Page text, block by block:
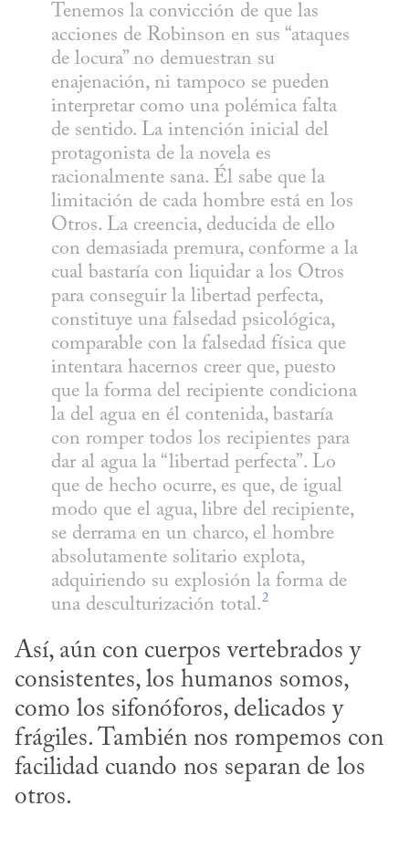
Tenemos la convicción de que las
acciones de Robinson en sus “ataques
de locura” no demuestran su
enajenación, ni tampoco se pueden
interpretar como una polémica falta
de sentido. La intención inicial del
protagonista de la novela es
racionalmente sana. Él sabe que la
limitación de cada hombre está en los
Otros. La creencia, deducida de ello
con demasiada premura, conforme a la
cual bastaría con liquidar a los Otros
para conseguir la libertad perfecta,
constituye una falsedad psicológica,
comparable con la falsedad física que
intentara hacernos creer que, puesto
que la forma del recipiente condiciona
la del agua en él contenida, bastaría
con romper todos los recipientes para
dar al agua la “libertad perfecta”. Lo
que de hecho ocurre, es que, de igual
modo que el agua, libre del recipiente,
se derrama en un charco, el hombre
absolutamente solitario explota,
adquiriendo su explosión la forma de
una desculturización total.2
Así, aún con cuerpos vertebrados y
consistentes, los humanos somos,
como los sifonóforos, delicados y
frágiles. También nos rompemos con
facilidad cuando nos separan de los
otros.